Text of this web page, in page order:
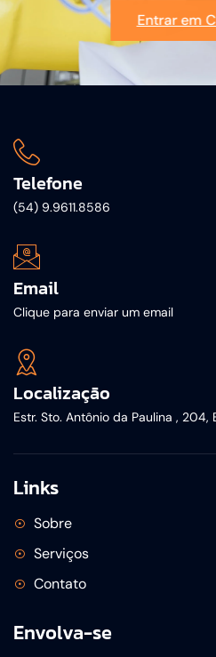
Entrar em
Telefone
(54) 9.9611.8586
Email
Clique para enviar um email
Localização
Estr. Sto. Antônio da Paulina , 204,
Links
Sobre
Serviços
Contato
Envolva-se